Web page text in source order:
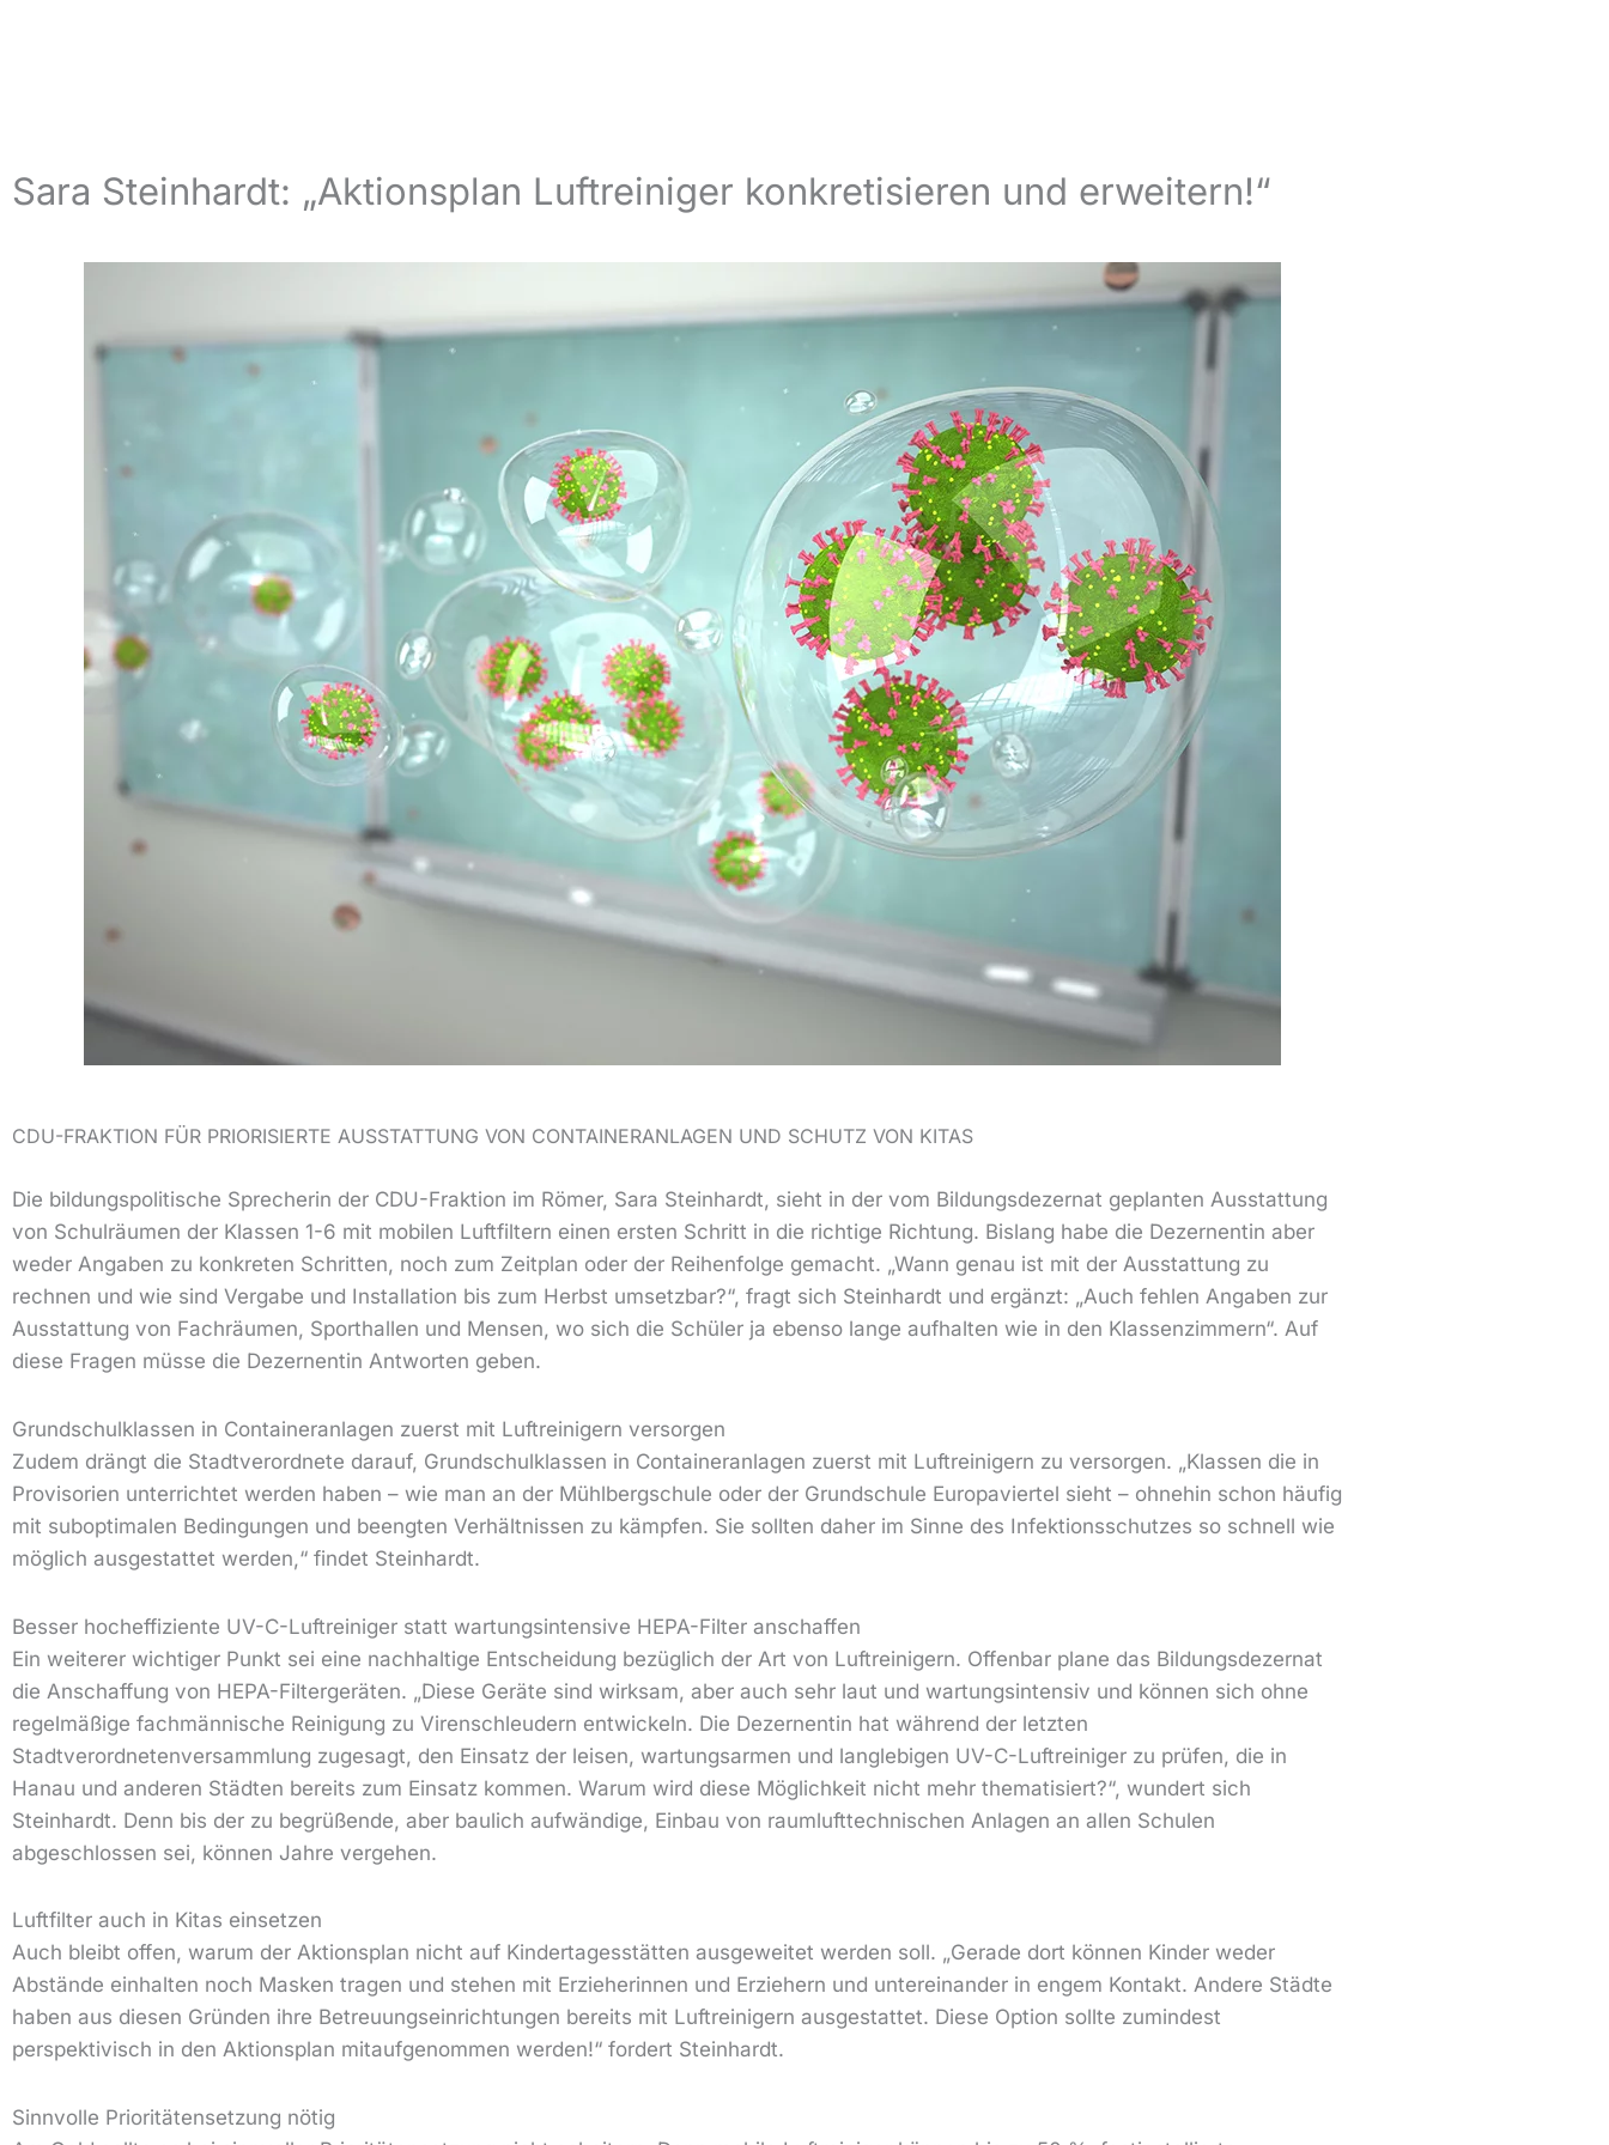
Sara Steinhardt: „Aktionsplan Luftreiniger konkretisieren und erweitern!“
CDU-FRAKTION FÜR PRIORISIERTE AUSSTATTUNG VON CONTAINERANLAGEN UND SCHUTZ VON KITAS
Die bildungspolitische Sprecherin der CDU-Fraktion im Römer, Sara Steinhardt, sieht in der vom Bildungsdezernat geplanten Ausstattung
von Schulräumen der Klassen 1-6 mit mobilen Luftfiltern einen ersten Schritt in die richtige Richtung. Bislang habe die Dezernentin aber
weder Angaben zu konkreten Schritten, noch zum Zeitplan oder der Reihenfolge gemacht. „Wann genau ist mit der Ausstattung zu
rechnen und wie sind Vergabe und Installation bis zum Herbst umsetzbar?“, fragt sich Steinhardt und ergänzt: „Auch fehlen Angaben zur
Ausstattung von Fachräumen, Sporthallen und Mensen, wo sich die Schüler ja ebenso lange aufhalten wie in den Klassenzimmern“. Auf
diese Fragen müsse die Dezernentin Antworten geben.
Grundschulklassen in Containeranlagen zuerst mit Luftreinigern versorgen
Zudem drängt die Stadtverordnete darauf, Grundschulklassen in Containeranlagen zuerst mit Luftreinigern zu versorgen. „Klassen die in
Provisorien unterrichtet werden haben – wie man an der Mühlbergschule oder der Grundschule Europaviertel sieht – ohnehin schon häufig
mit suboptimalen Bedingungen und beengten Verhältnissen zu kämpfen. Sie sollten daher im Sinne des Infektionsschutzes so schnell wie
möglich ausgestattet werden,“ findet Steinhardt.
Besser hocheffiziente UV-C-Luftreiniger statt wartungsintensive HEPA-Filter anschaffen
Ein weiterer wichtiger Punkt sei eine nachhaltige Entscheidung bezüglich der Art von Luftreinigern. Offenbar plane das Bildungsdezernat
die Anschaffung von HEPA-Filtergeräten. „Diese Geräte sind wirksam, aber auch sehr laut und wartungsintensiv und können sich ohne
regelmäßige fachmännische Reinigung zu Virenschleudern entwickeln. Die Dezernentin hat während der letzten
Stadtverordnetenversammlung zugesagt, den Einsatz der leisen, wartungsarmen und langlebigen UV-C-Luftreiniger zu prüfen, die in
Hanau und anderen Städten bereits zum Einsatz kommen. Warum wird diese Möglichkeit nicht mehr thematisiert?“, wundert sich
Steinhardt. Denn bis der zu begrüßende, aber baulich aufwändige, Einbau von raumlufttechnischen Anlagen an allen Schulen
abgeschlossen sei, können Jahre vergehen.
Luftfilter auch in Kitas einsetzen
Auch bleibt offen, warum der Aktionsplan nicht auf Kindertagesstätten ausgeweitet werden soll. „Gerade dort können Kinder weder
Abstände einhalten noch Masken tragen und stehen mit Erzieherinnen und Erziehern und untereinander in engem Kontakt. Andere Städte
haben aus diesen Gründen ihre Betreuungseinrichtungen bereits mit Luftreinigern ausgestattet. Diese Option sollte zumindest
perspektivisch in den Aktionsplan mitaufgenommen werden!“ fordert Steinhardt.
Sinnvolle Prioritätensetzung nötig